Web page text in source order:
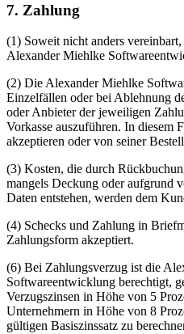
7. Zahlung
(1) Soweit nicht anders
Alexander Miehlke
(2) Die Alexander Miehlke
Einzelfällen oder bei Ablehnung
oder Anbieter der jeweiligen
Vorkasse auszuführen. In diesem
akzeptieren oder von seiner
(3) Kosten, die durch
mangels Deckung oder aufgrund
Daten entstehen, werden dem
(4) Schecks und Zahlung in
Zahlungsform akzeptiert.
(6) Bei Zahlungsverzug ist die
Softwareentwicklung berechtigt,
Verzugszinsen in Höhe von 5
Unternehmern in Höhe von 8
gültigen Basiszinssatz zu